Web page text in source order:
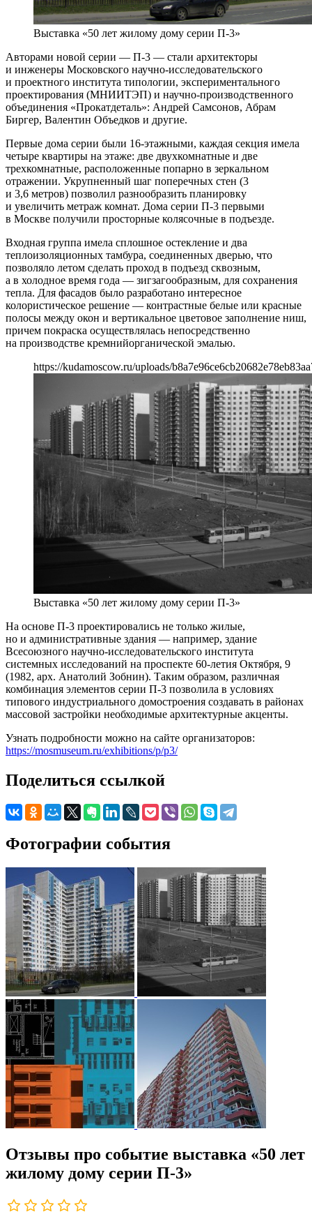
Выставка «50 лет жилому дому серии П-3»
Авторами новой серии — П-3 — стали архитекторы
и инженеры Московского научно-исследовательского
и проектного института типологии, экспериментального
проектирования (МНИИТЭП) и научно-производственного
объединения «Прокатдеталь»: Андрей Самсонов, Абрам
Биргер, Валентин Объедков и другие.
Первые дома серии были 16-этажными, каждая секция имела
четыре квартиры на этаже: две двухкомнатные и две
трехкомнатные, расположенные попарно в зеркальном
отражении. Укрупненный шаг поперечных стен (3
и 3,6 метров) позволил разнообразить планировку
и увеличить метраж комнат. Дома серии П-3 первыми
в Москве получили просторные колясочные в подъезде.
Входная группа имела сплошное остекление и два
теплоизоляционных тамбура, соединенных дверью, что
позволяло летом сделать проход в подъезд сквозным,
а в холодное время года — зигзагообразным, для сохранения
тепла. Для фасадов было разработано интересное
колористическое решение — контрастные белые или красные
полосы между окон и вертикальное цветовое заполнение ниш,
причем покраска осуществлялась непосредственно
на производстве кремнийорганической эмалью.
https://kudamoscow.ru/uploads/
Выставка «50 лет жилому дому серии П-3»
На основе П-3 проектировались не только жилые,
но и административные здания — например, здание
Всесоюзного научно-исследовательского института
системных исследований на проспекте 60-летия Октября, 9
(1982, арх. Анатолий Зобнин). Таким образом, различная
комбинация элементов серии П-3 позволила в условиях
типового индустриального домостроения создавать в районах
массовой застройки необходимые архитектурные акценты.
Узнать подробности можно на сайте организаторов:
https://mosmuseum.ru/exhibitions/p/p3/
Поделиться ссылкой
Фотографии события
Отзывы про событие выставка «50 лет
жилому дому серии П-3»